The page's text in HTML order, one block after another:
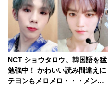
NCT ショウタロウ、韓国語を猛
勉強中！ かわいい読み間違えに
テヨンもメロメロ・・・メンバ